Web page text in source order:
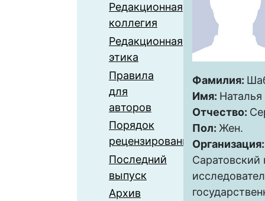
Редакционная
коллегия
Редакционная
этика
Правила
для
авторов
Порядок
рецензирования
Последний
выпуск
Архив
Фамилия:
Имя: Наталья
Отчество:
Пол: Жен.